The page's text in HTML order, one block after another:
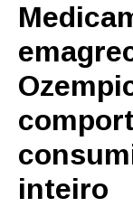
inteiro